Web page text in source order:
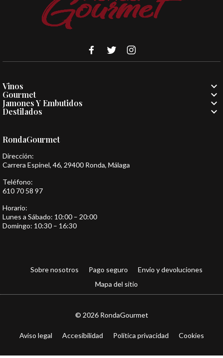
Vinos 
Gourmet 
Jamones Y Embutidos 
Destilados 
RondaGourmet
Dirección:
Carrera Espinel, 46, 29400 Ronda, Málaga
Teléfono:
610 70 58 97
Horario:
Lunes a Sábado: 10:00 – 20:00
Domingo: 10:30 – 16:30
Sobre nosotros Pago seguro
Envio y devoluciones
Mapa del sitio
© 2026 RondaGourmet
Aviso legal Accesibilidad Política privacidad Cookies